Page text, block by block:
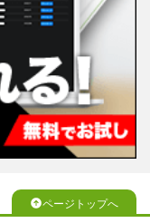
ページトップへ